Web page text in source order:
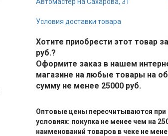
Условия доставки товара
Хотите приобрести этот товар за
руб.?
Оформите заказ в нашем
магазине на любые товары на
сумму не менее 25000 руб.
Оптовые цены пересчитываются при
условиях: покупка не менее чем на
наименований товаров в чеке не